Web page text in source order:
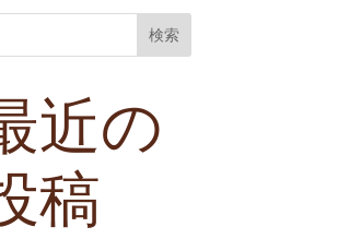
検索
近の
稿